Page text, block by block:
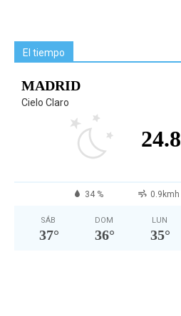
El tiempo
MADRID
Cielo Claro
24.8
34 % 0.9kmh
SÁB
37°
DOM
36°
LUN
35°